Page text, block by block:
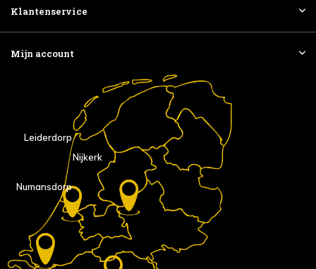
Klantenservice
Mijn account
Nijkerk
Numansdorp
Leiderdorp